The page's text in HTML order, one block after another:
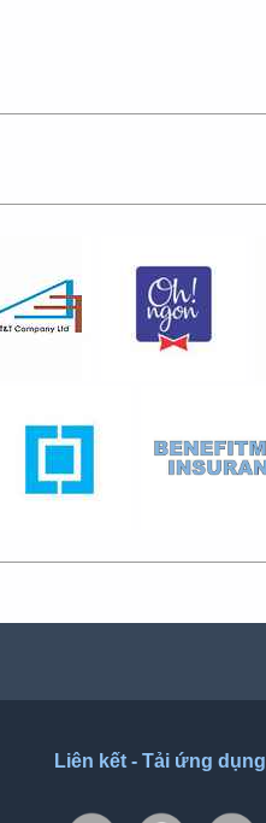
Liên kết - Tải ứng dụng